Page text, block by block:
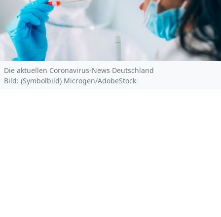
Die aktuellen Coronavirus-News Deutschland
Bild: (Symbolbild) Microgen/AdobeStock